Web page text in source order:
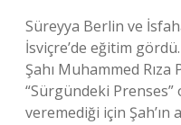
Süreyya Berlin ve
İsviçre’de eğitim
Şahı Muhammed
“Sürgündeki Prenses”
veremediği için